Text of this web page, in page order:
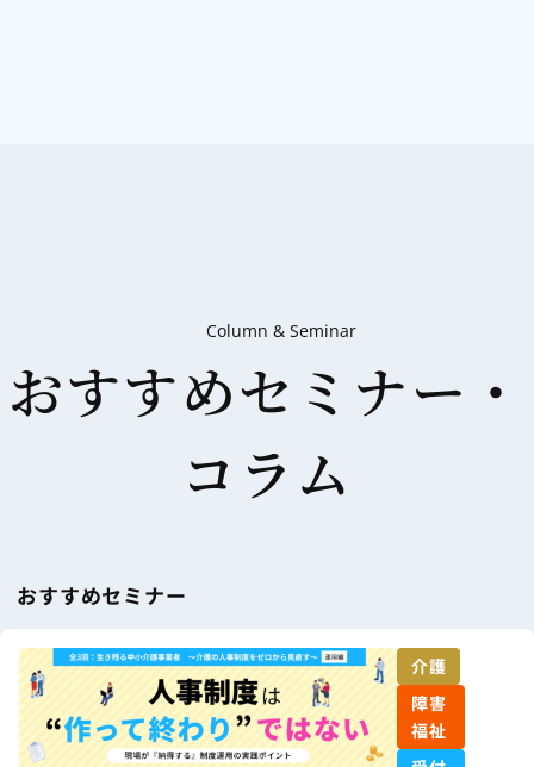
Column & Seminar
おすすめセミナー・
コラム
おすすめセミナー
介護
障害
福祉